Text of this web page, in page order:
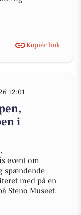
Kopiér link
12:01
i
event om
spændende
med på en
Steno Museet.